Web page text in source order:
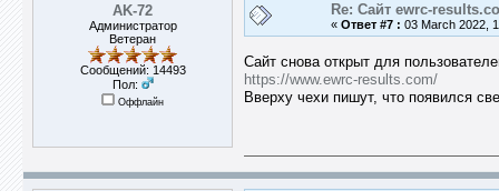
AK-72
Администратор
Ветеран
Сообщений: 14493
Пол:
Оффлайн
Re: Сайт ewrc-
« Ответ #7 : 03 March 2022,
Сайт снова открыт для
https://www.ewrc-results.com/
Вверху чехи пишут, что появился